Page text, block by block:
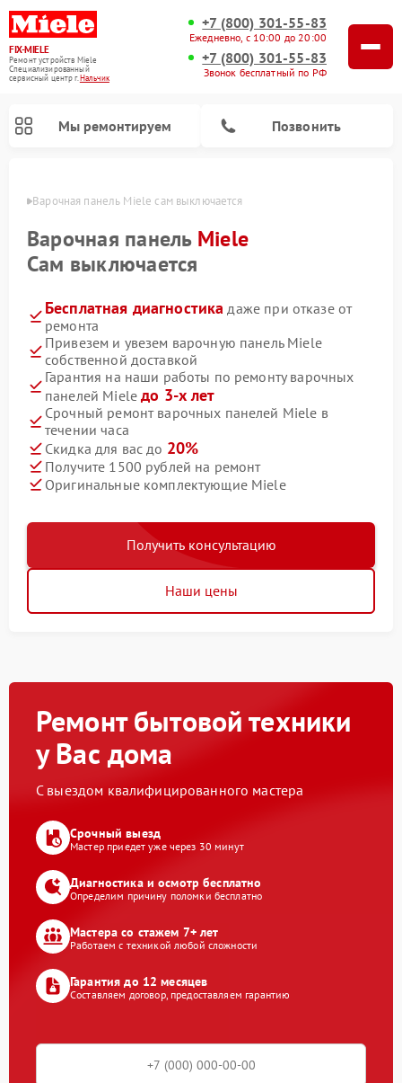
FIX-MIELE
Ремонт устройств Miele
Специализированный
cервисный центр г.Нальчик
+7 (800) 301-55-83
Ежедневно, с 10:00 до 20:00
+7 (800) 301-55-83
Звонок бесплатный по РФ
Мы ремонтируем Позвонить
Варочная панель Miele сам выключается
Варочная панель Miele
Сам выключается
Бесплатная диагностика даже при отказе от
ремонта
Привезем и увезем варочную панель Miele
собственной доставкой
Гарантия на наши работы по ремонту варочных
панелей Mieleдо 3-х лет
Срочный ремонт варочных панелей Miele в
течении часа
Скидка для вас до 20%
Получите 1500 рублей на ремонт
Оригинальные комплектующие Miele
Получить консультацию
Наши цены
Ремонт бытовой техники
у Вас дома
С выездом квалифицированного мастера
Срочный выезд
Мастер приедет уже через 30 минут
Диагностика и осмотр бесплатно
Определим причину поломки бесплатно
Мастера со стажем 7+ лет
Работаем с техникой любой сложности
Гарантия до 12 месяцев
Составляем договор, предоставляем гарантию